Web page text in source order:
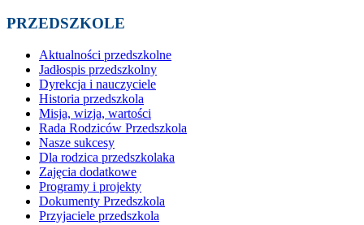
PRZEDSZKOLE
Aktualności przedszkolne
Jadłospis przedszkolny
Dyrekcja i nauczyciele
Historia przedszkola
Misja, wizja, wartości
Rada Rodziców Przedszkola
Nasze sukcesy
Dla rodzica przedszkolaka
Zajęcia dodatkowe
Programy i projekty
Dokumenty Przedszkola
Przyjaciele przedszkola